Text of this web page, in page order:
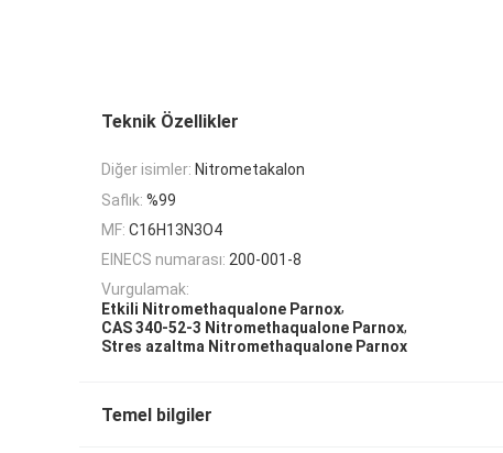
Teknik Özellikler
Diğer isimler: Nitrometakalon
Saflık: %99
MF: C16H13N3O4
EINECS numarası: 200-001-8
Vurgulamak:
Etkili Nitromethaqualone Parnox,
CAS 340-52-3 Nitromethaqualone Parnox,
Stres azaltma Nitromethaqualone Parnox
Temel bilgiler